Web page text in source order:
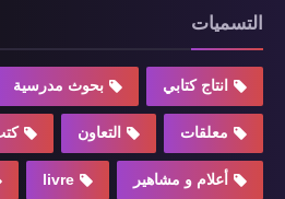
التسميات
انتاج كتابي بحوث مدرسية
معلقات التعاون
أعلام و مشاهير livre